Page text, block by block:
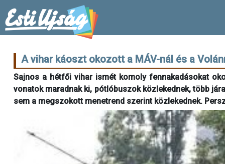
A vihar káoszt okozott a MÁV-nál és a
Sajnos a hétfői vihar ismét komoly fennakadásokat
vonatok maradnak ki, pótlóbuszok közlekednek, több
sem a megszokott menetrend szerint közlekednek.